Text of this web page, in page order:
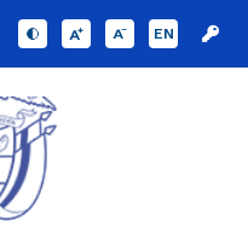
EN